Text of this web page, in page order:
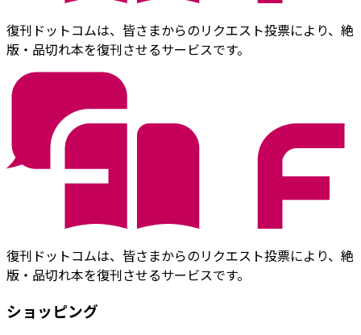
復刊ドットコムは、皆さまからのリクエスト投票により、絶
版・品切れ本を復刊させるサービスです。
復刊ドットコムは、皆さまからのリクエスト投票により、絶
版・品切れ本を復刊させるサービスです。
ショッピング